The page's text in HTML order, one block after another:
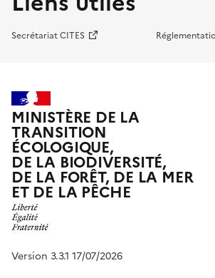
Secrétariat CITES
MINISTÈRE DE LA
TRANSITION
ÉCOLOGIQUE,
DE LA BIODIVERSITÉ,
DE LA FORÊT, DE LA MER
ET DE LA PÊCHE
Version 3.3.1 17/07/2026